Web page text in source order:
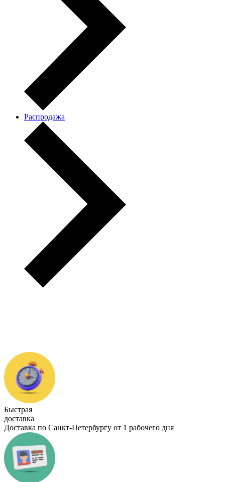
Распродажа
Быстрая
доставка
Доставка по Санкт-Петербургу от 1 рабочего дня